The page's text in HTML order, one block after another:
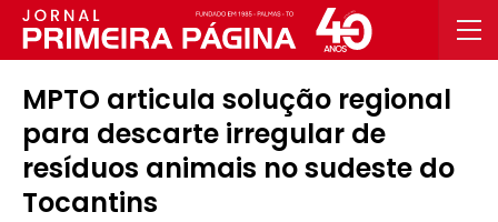
MPTO articula solução regional
para descarte irregular de
resíduos animais no sudeste do
Tocantins